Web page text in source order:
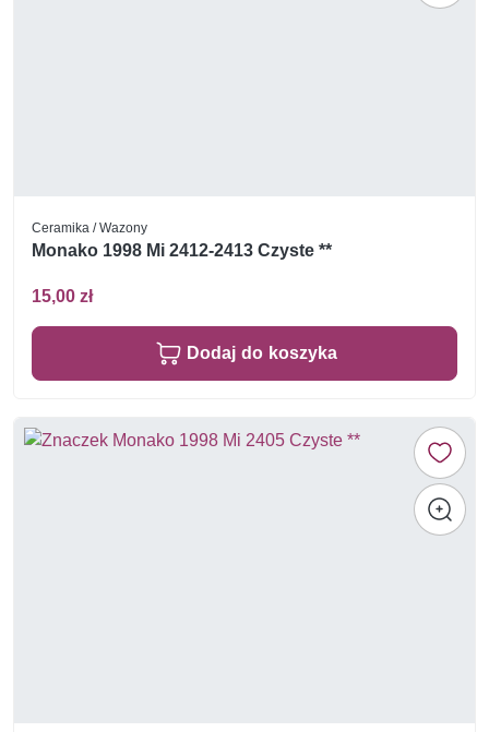
Ceramika / Wazony
Monako 1998 Mi 2412-2413 Czyste **
15,00 zł
Dodaj do koszyka